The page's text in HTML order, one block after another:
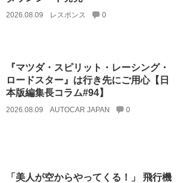
2026.08.09 レスポンス 0
『マツダ・スピリット・レーシング・
ロードスター』は行き先にご用心【日
本版編集長コラム#94】
2026.08.09 AUTOCAR JAPAN 0
「美人が空からやってくる！」 飛行機